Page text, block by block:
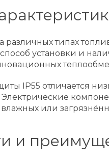
различных типах
установки и
IP55 отличается
или
и